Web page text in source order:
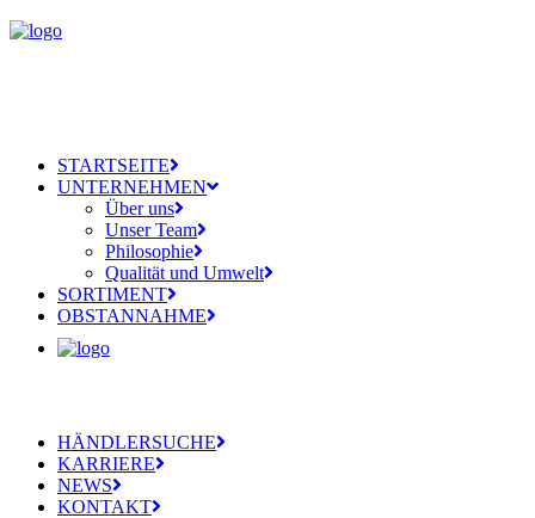
STARTSEITE
UNTERNEHMEN
Über uns
Unser Team
Philosophie
Qualität und Umwelt
SORTIMENT
OBSTANNAHME
HÄNDLERSUCHE
KARRIERE
NEWS
KONTAKT